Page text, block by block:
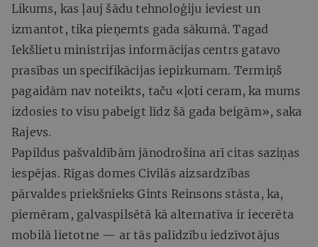
Likums, kas ļauj šādu tehnoloģiju ieviest un
izmantot, tika pieņemts gada sākumā. Tagad
Iekšlietu ministrijas informācijas centrs gatavo
prasības un specifikācijas iepirkumam. Termiņš
pagaidām nav noteikts, taču «ļoti ceram, ka mums
izdosies to visu pabeigt līdz šā gada beigām», saka
Rajevs.
Papildus pašvaldībām jānodrošina arī citas saziņas
iespējas. Rīgas domes Civilās aizsardzības
pārvaldes priekšnieks Gints Reinsons stāsta, ka,
piemēram, galvaspilsētā kā alternatīva ir iecerēta
mobilā lietotne — ar tās palīdzību iedzīvotājus